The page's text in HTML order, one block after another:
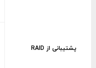
پشتیبانی از RAID